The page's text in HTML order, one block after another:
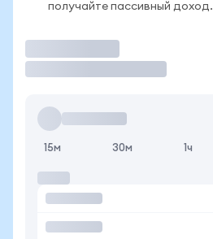
получайте пассивный доход.
15м 30м 1ч